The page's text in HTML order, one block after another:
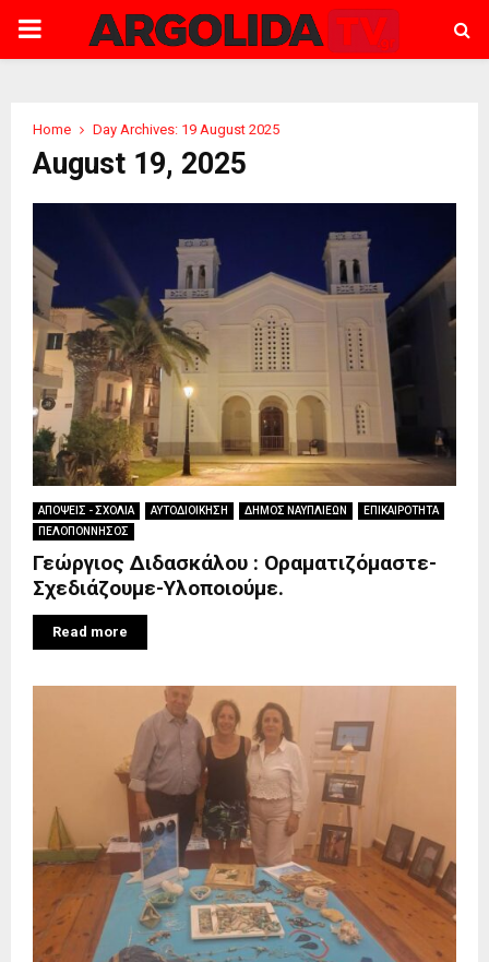
PRIMARY
Home Day Archives: 19 August 2025
August 19, 2025
ΑΠΟΨΕΙΣ - ΣΧΟΛΙΑ ΑΥΤΟΔΙΟΙΚΗΣΗ ΔΗΜΟΣ ΝΑΥΠΛΙΕΩΝ
ΕΠΙΚΑΙΡΟΤΗΤΑ
ΠΕΛΟΠΟΝΝΗΣΟΣ
Γεώργιος Διδασκάλου : Οραματιζόμαστε-
Σχεδιάζουμε-Υλοποιούμε.
Read more